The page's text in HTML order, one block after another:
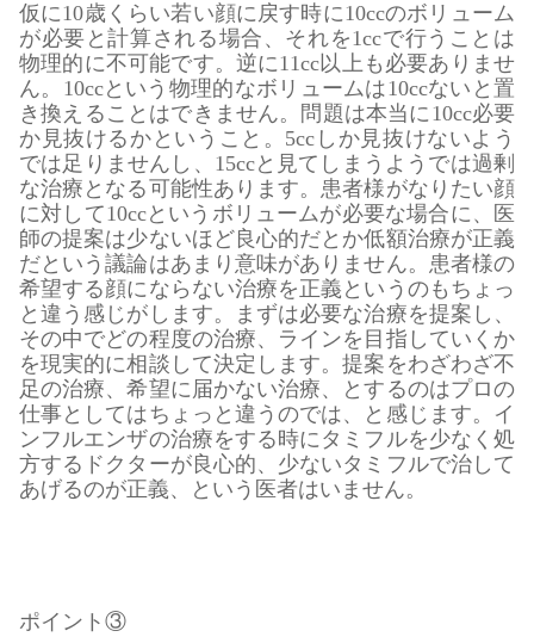
仮に10歳くらい若い顔に戻す時に10ccのボリューム
が必要と計算される場合、それを1ccで行うことは
物理的に不可能です。逆に11cc以上も必要ありませ
ん。10ccという物理的なボリュームは10ccないと置
き換えることはできません。問題は本当に10cc必要
か見抜けるかということ。5ccしか見抜けないよう
では足りませんし、15ccと見てしまうようでは過剰
な治療となる可能性あります。患者様がなりたい顔
に対して10ccというボリュームが必要な場合に、医
師の提案は少ないほど良心的だとか低額治療が正義
だという議論はあまり意味がありません。患者様の
希望する顔にならない治療を正義というのもちょっ
と違う感じがします。まずは必要な治療を提案し、
その中でどの程度の治療、ラインを目指していくか
を現実的に相談して決定します。提案をわざわざ不
足の治療、希望に届かない治療、とするのはプロの
仕事としてはちょっと違うのでは、と感じます。イ
ンフルエンザの治療をする時にタミフルを少なく処
方するドクターが良心的、少ないタミフルで治して
あげるのが正義、という医者はいません。
ポイント③